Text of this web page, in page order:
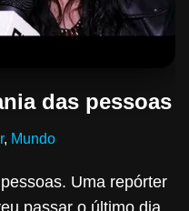
das pessoas
, Mundo
Uma repórter